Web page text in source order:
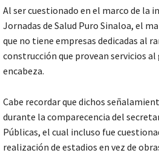
Al ser cuestionado en el marco de la
Jornadas de Salud Puro Sinaloa, el
que no tiene empresas dedicadas al
construcción que provean servicios al
encabeza.
Cabe recordar que dichos
durante la comparecencia del
Públicas, el cual incluso fue
realización de estadios en vez de